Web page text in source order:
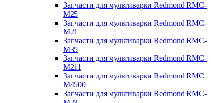
Запчасти для мультиварки Redmond RMC-
M25
Запчасти для мультиварки Redmond RMC-
M21
Запчасти для мультиварки Redmond RMC-
M35
Запчасти для мультиварки Redmond RMC-
M211
Запчасти для мультиварки Redmond RMC-
M4500
Запчасти для мультиварки Redmond RMC-